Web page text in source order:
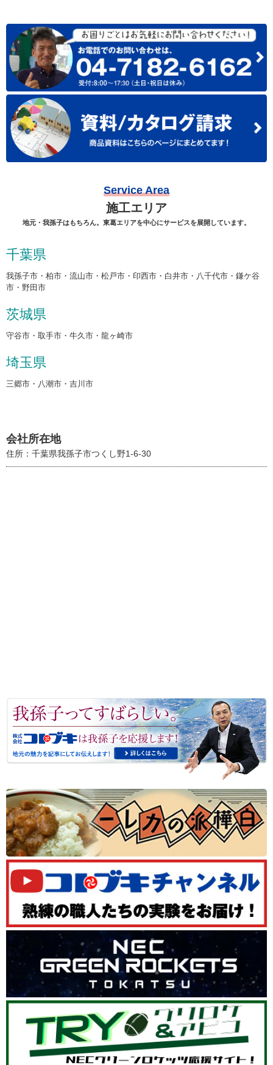
Service Area
施工エリア
地元・我孫子はもちろん。東葛エリアを中心にサービスを展開しています。
千葉県
我孫子市・柏市・流山市・松戸市・印西市・白井市・八千代市・鎌ケ谷
市・野田市
茨城県
守谷市・取手市・牛久市・龍ヶ崎市
埼玉県
三郷市・八潮市・吉川市
会社所在地
住所：千葉県我孫子市つくし野1-6-30